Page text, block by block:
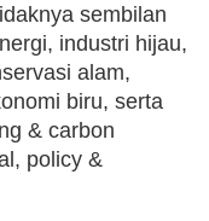
sembilan
industri hijau,
alam,
biru, serta
& carbon
policy &